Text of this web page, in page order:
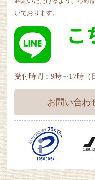
いております。
受付時間：9時～17時（
お問い合わ